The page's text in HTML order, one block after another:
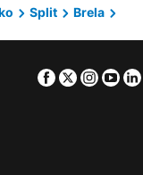
Miramare
Split
Brela
Facebook
Twitter